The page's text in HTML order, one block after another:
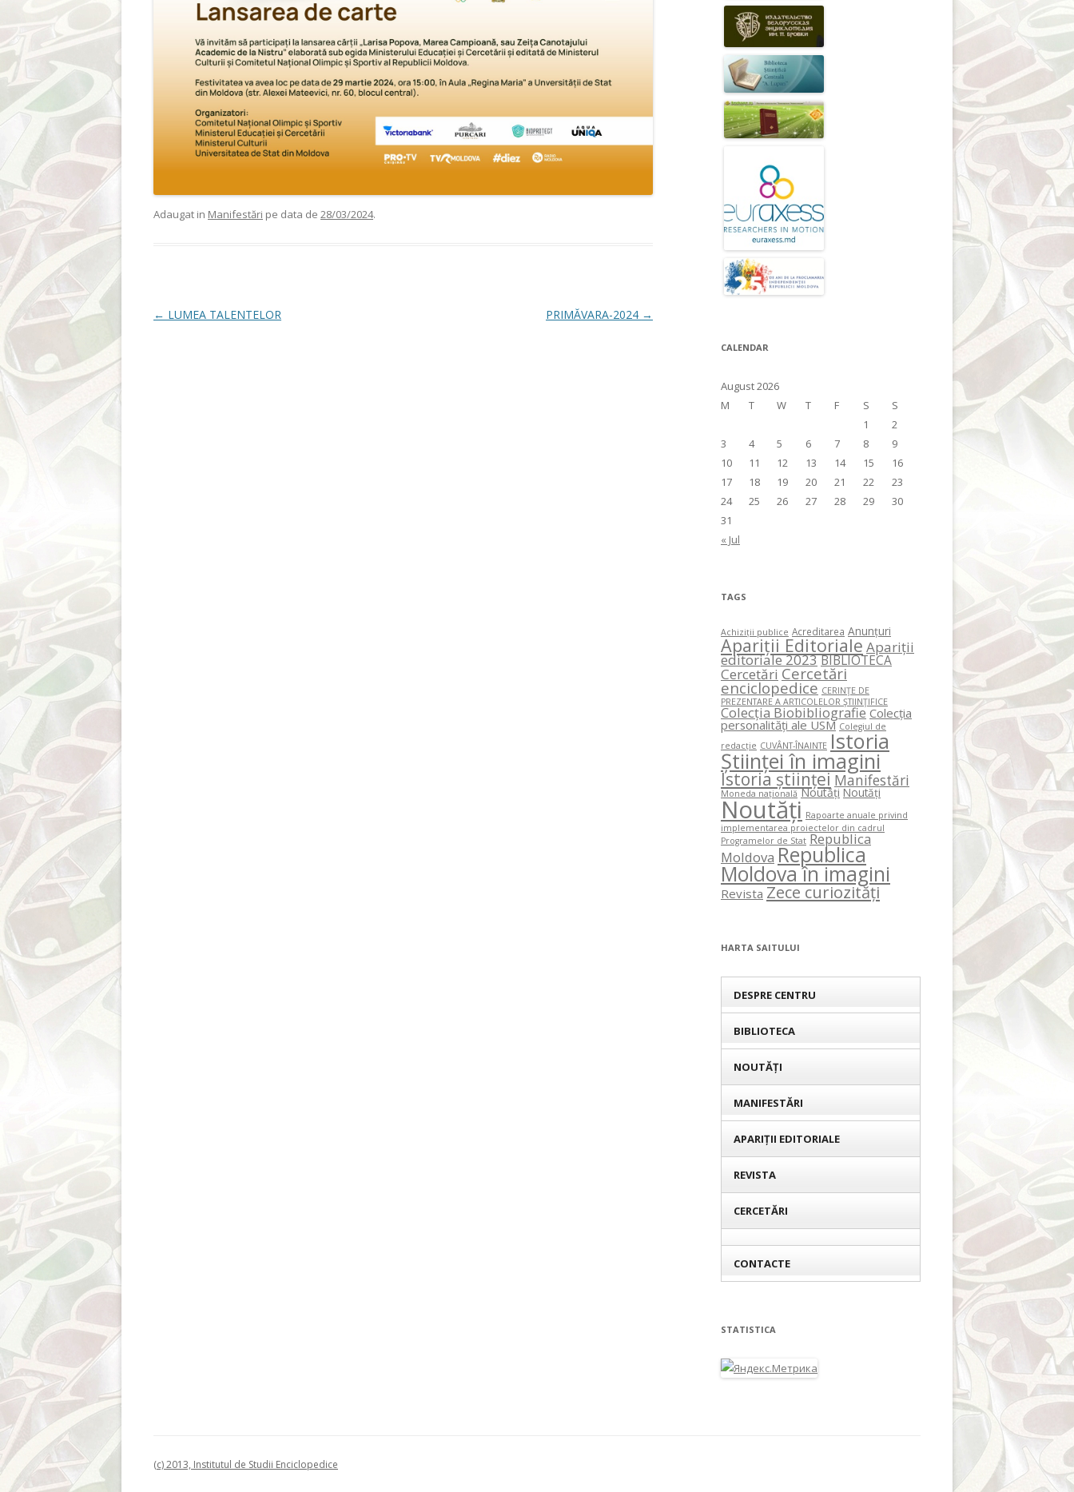
Adaugat in Manifestări pe data de 28/03/2024.
Post navigation
← LUMEA TALENTELOR PRIMĂVARA-2024 →
CALENDAR
August 2026
M
T W T F S S
« Jul
1
2
3
4 5 6 7 8
9
10
11 12 13 14 15
16
17
18 19 20 21 22
23
24
25 26 27 28 29
30
31
TAGS
Achiziții publice Acreditarea Anunțuri
Apariții Editoriale Apariții
editoriale 2023BIBLIOTECA
Cercetări Cercetări
enciclopedice CERINŢE DE
PREZENTARE A ARTICOLELOR ŞTIINŢIFICE
Colecția Biobibliografie Colecția
personalități ale USM Colegiul de
redacție CUVÂNT-ÎNAINTE Istoria
Științei în imagini
Istoria științei Manifestări
Moneda națională Noutăți Noutăți
Noutăți Rapoarte anuale privind
implementarea proiectelor din cadrul
Programelor de Stat Republica
Moldova Republica
Moldova în imagini
Revista Zece curiozități
HARTA SAITULUI
DESPRE CENTRU
BIBLIOTECA
NOUTĂȚI
MANIFESTĂRI
APARIȚII EDITORIALE
REVISTA
CERCETĂRI
CONTACTE
STATISTICA
(c) 2013, Institutul de Studii Enciclopedice